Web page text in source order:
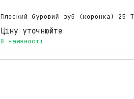
Плоский буровий зуб (коронка) 25 T
Ціну уточнюйте
В наявності